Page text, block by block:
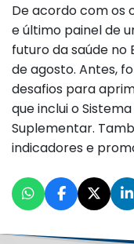
De acordo com os
e último painel de
futuro da saúde no
de agosto. Antes,
desafios para
que inclui o
Suplementar.
indicadores e